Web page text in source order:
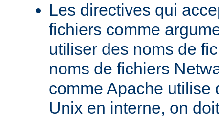
Les directives qui
fichiers comme
utiliser des noms de
noms de fichiers
comme Apache utilise
Unix en interne, on